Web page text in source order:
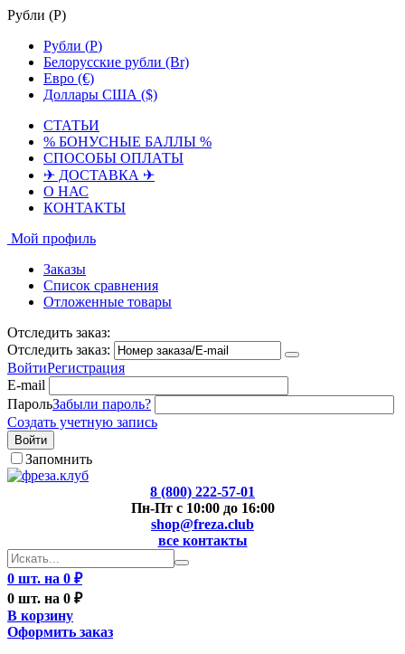
Рубли (Р)
Рубли (Р)
Белорусские рубли (Br)
Евро (€)
Доллары США ($)
СТАТЬИ
% БОНУСНЫЕ БАЛЛЫ %
СПОСОБЫ ОПЛАТЫ
✈ ДОСТАВКА ✈
О НАС
КОНТАКТЫ
Мой профиль
Заказы
Список сравнения
Отложенные товары
Отследить заказ:
Отследить заказ:
ВойтиРегистрация
E-mail
ПарольЗабыли пароль?
Создать учетную запись
Войти
Запомнить
8 (800) 222-57-01
Пн-Пт с 10:00 до 16:00
shop@freza.club
все контакты
0 шт. на 0 ₽
0 шт. на 0 ₽
В корзину
Оформить заказ